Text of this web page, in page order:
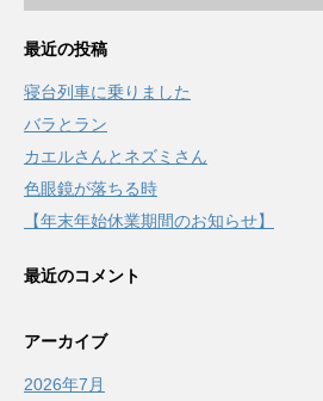
最近の投稿
寝台列車に乗りました
バラとラン
カエルさんとネズミさん
色眼鏡が落ちる時
【年末年始休業期間のお知らせ】
最近のコメント
アーカイブ
2026年7月